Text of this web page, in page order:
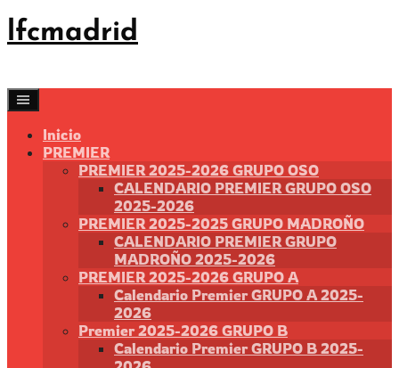
Saltar
al
lfcmadrid
Inicio
PREMIER
PREMIER 2025-2026 GRUPO OSO
CALENDARIO PREMIER GRUPO OSO
2025-2026
PREMIER 2025-2025 GRUPO MADROÑO
CALENDARIO PREMIER GRUPO
MADROÑO 2025-2026
PREMIER 2025-2026 GRUPO A
Calendario Premier GRUPO A 2025-
2026
Premier 2025-2026 GRUPO B
Calendario Premier GRUPO B 2025-